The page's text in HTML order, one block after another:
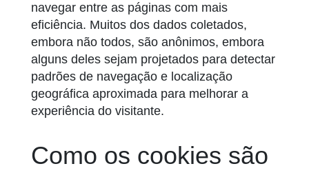
navegar entre as páginas com mais
eficiência. Muitos dos dados coletados,
embora não todos, são anônimos, embora
alguns deles sejam projetados para detectar
padrões de navegação e localização
geográfica aproximada para melhorar a
experiência do visitante.
Como os cookies são